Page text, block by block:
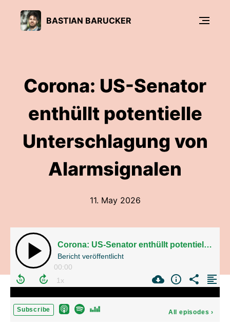
BASTIAN BARUCKER
Corona: US-Senator
enthüllt potentielle
Unterschlagung von
Alarmsignalen
11. May 2026
Corona: US-Senator enthüllt potentielle Unterschlagung von Alarmsignalen
Bericht veröffentlicht
00:00
Subscribe All episodes ›